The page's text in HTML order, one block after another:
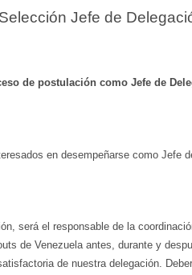
Jefe de
de postulación como Jefe de
en desempeñarse como Jefe
será el responsable de la
de Venezuela antes, durante y
de nuestra delegación.